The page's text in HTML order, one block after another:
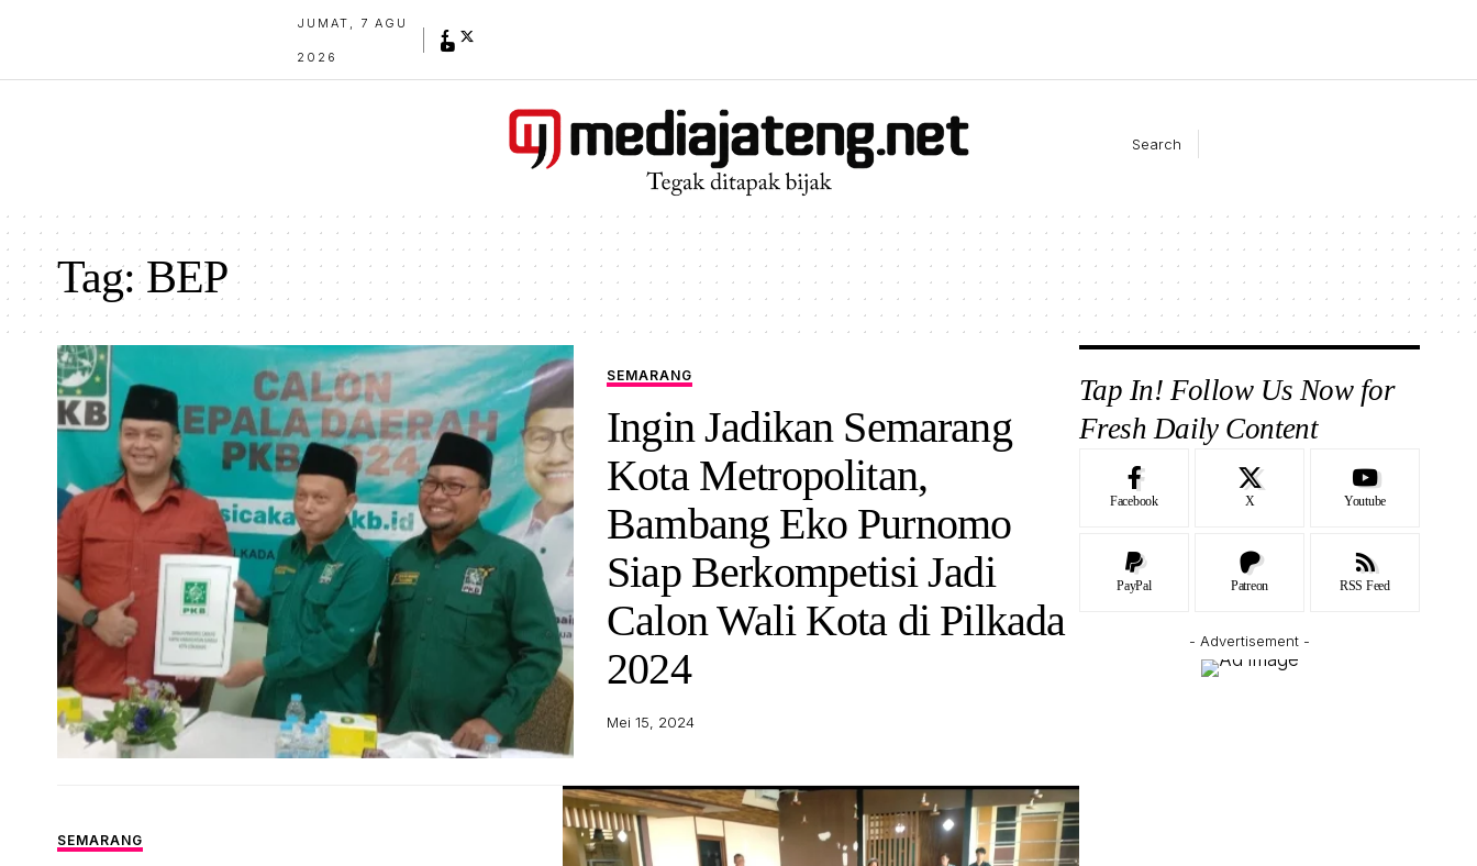
JUMAT, 7 AGU
2026
Search
Tag:BEP
SEMARANG
Ingin Jadikan Semarang
Kota Metropolitan,
Bambang Eko Purnomo
Siap Berkompetisi Jadi
Calon Wali Kota di Pilkada
2024
Mei 15, 2024
SEMARANG
Tap In! Follow Us Now for
Fresh Daily Content
Facebook X Youtube
PayPal Patreon RSS Feed
- Advertisement -